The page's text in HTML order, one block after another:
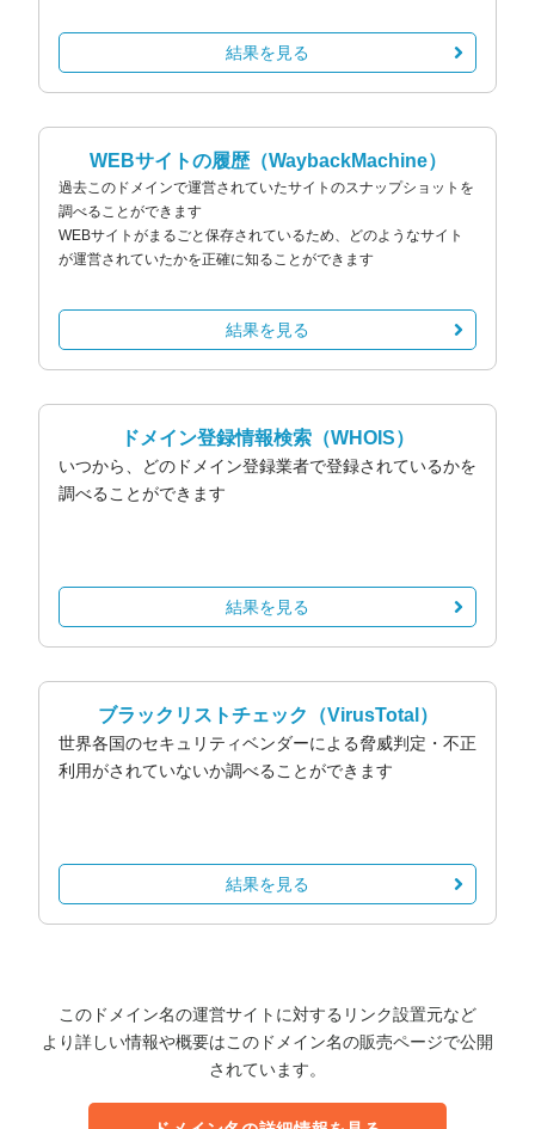
結果を見る
WEBサイトの履歴（WaybackMachine）
過去このドメインで運営されていたサイトのスナップショットを
調べることができます
WEBサイトがまるごと保存されているため、どのようなサイト
が運営されていたかを正確に知ることができます
結果を見る
ドメイン登録情報検索 （WHOIS）
いつから、どのドメイン登録業者で登録されているかを
調べることができます
結果を見る
ブラックリストチェック （VirusTotal）
世界各国のセキュリティベンダーによる脅威判定・不正
利用がされていないか調べることができます
結果を見る
このドメイン名の運営サイトに対するリンク設置元など
より詳しい情報や概要はこのドメイン名の販売ページで公開
されています。